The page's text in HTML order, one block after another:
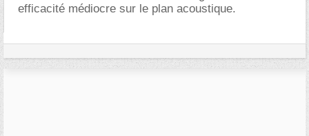
efficacité médiocre sur le plan acoustique.